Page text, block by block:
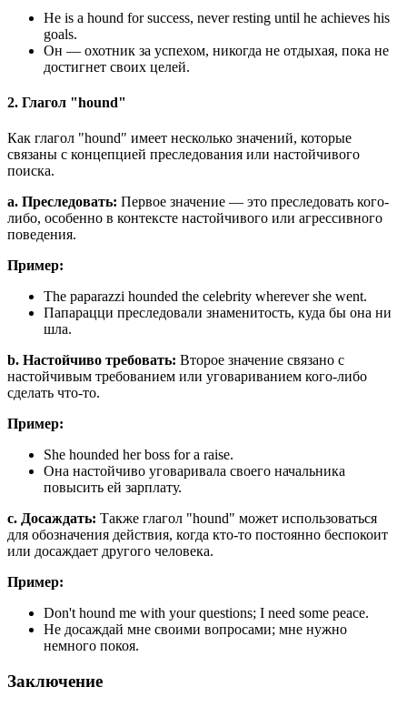
He is a hound for success, never resting until he achieves his
goals.
Он — охотник за успехом, никогда не отдыхая, пока не
достигнет своих целей.
2. Глагол "hound"
Как глагол "hound" имеет несколько значений, которые
связаны с концепцией преследования или настойчивого
поиска.
a. Преследовать: Первое значение — это преследовать кого-
либо, особенно в контексте настойчивого или агрессивного
поведения.
Пример:
The paparazzi hounded the celebrity wherever she went.
Папарацци преследовали знаменитость, куда бы она ни
шла.
b. Настойчиво требовать: Второе значение связано с
настойчивым требованием или уговариванием кого-либо
сделать что-то.
Пример:
She hounded her boss for a raise.
Она настойчиво уговаривала своего начальника
повысить ей зарплату.
c. Досаждать: Также глагол "hound" может использоваться
для обозначения действия, когда кто-то постоянно беспокоит
или досаждает другого человека.
Пример:
Don't hound me with your questions; I need some peace.
Не досаждай мне своими вопросами; мне нужно
немного покоя.
Заключение